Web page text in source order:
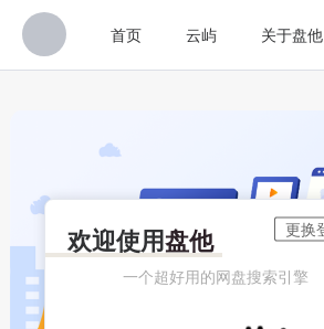
首页 云屿 关于盘他
欢迎使用盘他
一个超好用的网盘搜索引擎